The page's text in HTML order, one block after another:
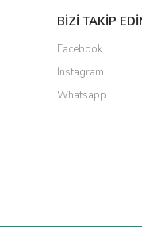
BİZİ TAKİP
Facebook
Instagram
Whatsapp